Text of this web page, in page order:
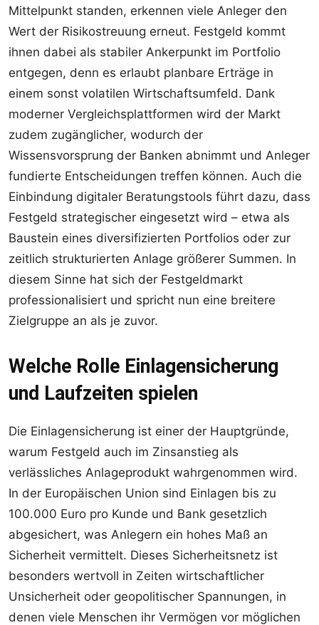
Mittelpunkt standen, erkennen viele Anleger den
Wert der Risikostreuung erneut. Festgeld kommt
ihnen dabei als stabiler Ankerpunkt im Portfolio
entgegen, denn es erlaubt planbare Erträge in
einem sonst volatilen Wirtschaftsumfeld. Dank
moderner Vergleichsplattformen wird der Markt
zudem zugänglicher, wodurch der
Wissensvorsprung der Banken abnimmt und Anleger
fundierte Entscheidungen treffen können. Auch die
Einbindung digitaler Beratungstools führt dazu, dass
Festgeld strategischer eingesetzt wird – etwa als
Baustein eines diversifizierten Portfolios oder zur
zeitlich strukturierten Anlage größerer Summen. In
diesem Sinne hat sich der Festgeldmarkt
professionalisiert und spricht nun eine breitere
Zielgruppe an als je zuvor.
Welche Rolle Einlagensicherung
und Laufzeiten spielen
Die Einlagensicherung ist einer der Hauptgründe,
warum Festgeld auch im Zinsanstieg als
verlässliches Anlageprodukt wahrgenommen wird.
In der Europäischen Union sind Einlagen bis zu
100.000 Euro pro Kunde und Bank gesetzlich
abgesichert, was Anlegern ein hohes Maß an
Sicherheit vermittelt. Dieses Sicherheitsnetz ist
besonders wertvoll in Zeiten wirtschaftlicher
Unsicherheit oder geopolitischer Spannungen, in
denen viele Menschen ihr Vermögen vor möglichen